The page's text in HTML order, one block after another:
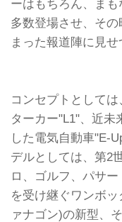
ーはもちろん、ま
多数登場させ、そ
まった報道陣に見せ
コンセプトとして
ターカー"L1"、近未
した電気自動車"E-
デルとしては、第2
ロ、ゴルフ、パサ
を受け継ぐワンボ
ァナゴン)の新型、